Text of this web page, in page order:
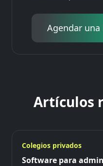
Agendar
Artículos
Colegios privados
Software para